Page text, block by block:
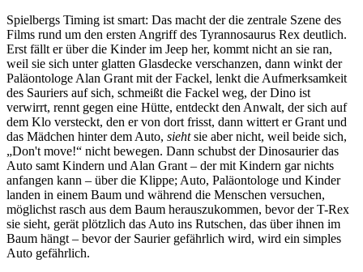
Spielbergs Timing ist smart: Das macht der die zentrale Szene des
Films rund um den ersten Angriff des Tyrannosaurus Rex deutlich.
Erst fällt er über die Kinder im Jeep her, kommt nicht an sie ran,
weil sie sich unter glatten Glasdecke verschanzen, dann winkt der
Paläontologe Alan Grant mit der Fackel, lenkt die Aufmerksamkeit
des Sauriers auf sich, schmeißt die Fackel weg, der Dino ist
verwirrt, rennt gegen eine Hütte, entdeckt den Anwalt, der sich auf
dem Klo versteckt, den er von dort frisst, dann wittert er Grant und
das Mädchen hinter dem Auto, siehtsie aber nicht, weil beide sich,
„Don't move!“ nicht bewegen. Dann schubst der Dinosaurier das
Auto samt Kindern und Alan Grant – der mit Kindern gar nichts
anfangen kann – über die Klippe; Auto, Paläontologe und Kinder
landen in einem Baum und während die Menschen versuchen,
möglichst rasch aus dem Baum herauszukommen, bevor der T-Rex
sie sieht, gerät plötzlich das Auto ins Rutschen, das über ihnen im
Baum hängt – bevor der Saurier gefährlich wird, wird ein simples
Auto gefährlich.